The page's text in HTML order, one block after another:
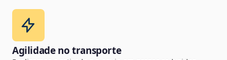
Agilidade no transporte